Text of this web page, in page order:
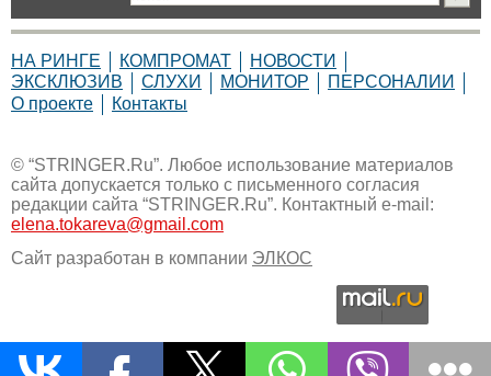
НА РИНГЕ КОМПРОМАТ
НОВОСТИ
ЭКСКЛЮЗИВ
СЛУХИ МОНИТОР
ПЕРСОНАЛИИ
О проекте
Контакты
© “STRINGER.Ru”. Любое использование материалов
сайта допускается только с письменного согласия
редакции сайта “STRINGER.Ru”. Контактный e-mail:
elena.tokareva@gmail.com
Сайт разработан в компании ЭЛКОС